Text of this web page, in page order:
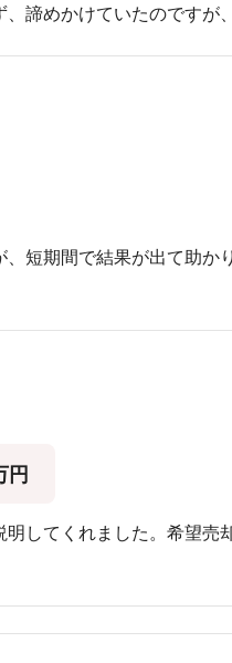
諦めかけていたのですが
短期間で結果が出て助
円
してくれました。希望売